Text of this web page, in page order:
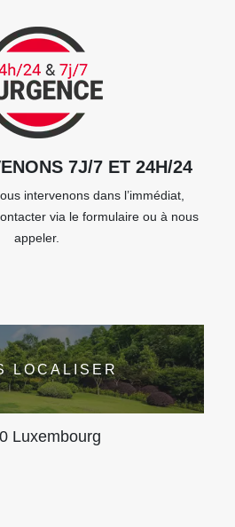
7J/7 ET 24H/24
intervenons dans l’immédiat,
via le formulaire ou à nous
appeler.
LOCALISER
Luxembourg